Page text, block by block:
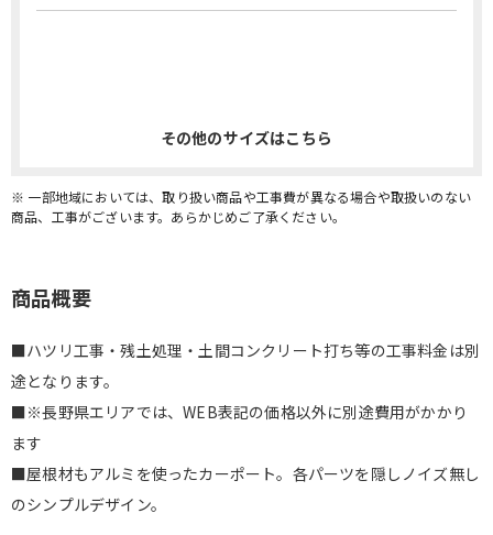
その他のサイズはこちら
※ 一部地域においては、取り扱い商品や工事費が異なる場合や取扱いのない
商品、工事がございます。あらかじめご了承ください。
商品概要
■ハツリ工事・残土処理・土間コンクリート打ち等の工事料金は別
途となります。
■※長野県エリアでは、WEB表記の価格以外に別途費用がかかり
ます
■屋根材もアルミを使ったカーポート。各パーツを隠しノイズ無し
のシンプルデザイン。